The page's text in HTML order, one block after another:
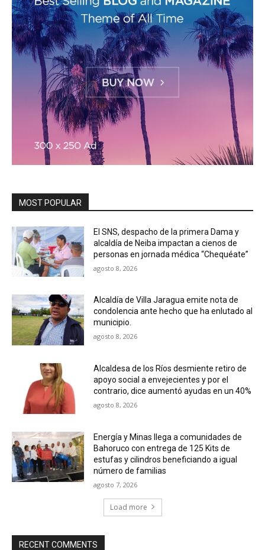
MOST POPULAR
El SNS, despacho de la primera Dama y
alcaldía de Neiba impactan a cienos de
personas en jornada médica “Chequéate”
agosto 8, 2026
Alcaldía de Villa Jaragua emite nota de
condolencia ante hecho que ha enlutado al
municipio.
agosto 8, 2026
Alcaldesa de los Ríos desmiente retiro de
apoyo social a envejecientes y por el
contrario, dice aumentó ayudas en un 40%
agosto 8, 2026
Energía y Minas llega a comunidades de
Bahoruco con entrega de 125 Kits de
estufas y cilindros beneficiando a igual
número de familias
agosto 7, 2026
Load more
RECENT COMMENTS